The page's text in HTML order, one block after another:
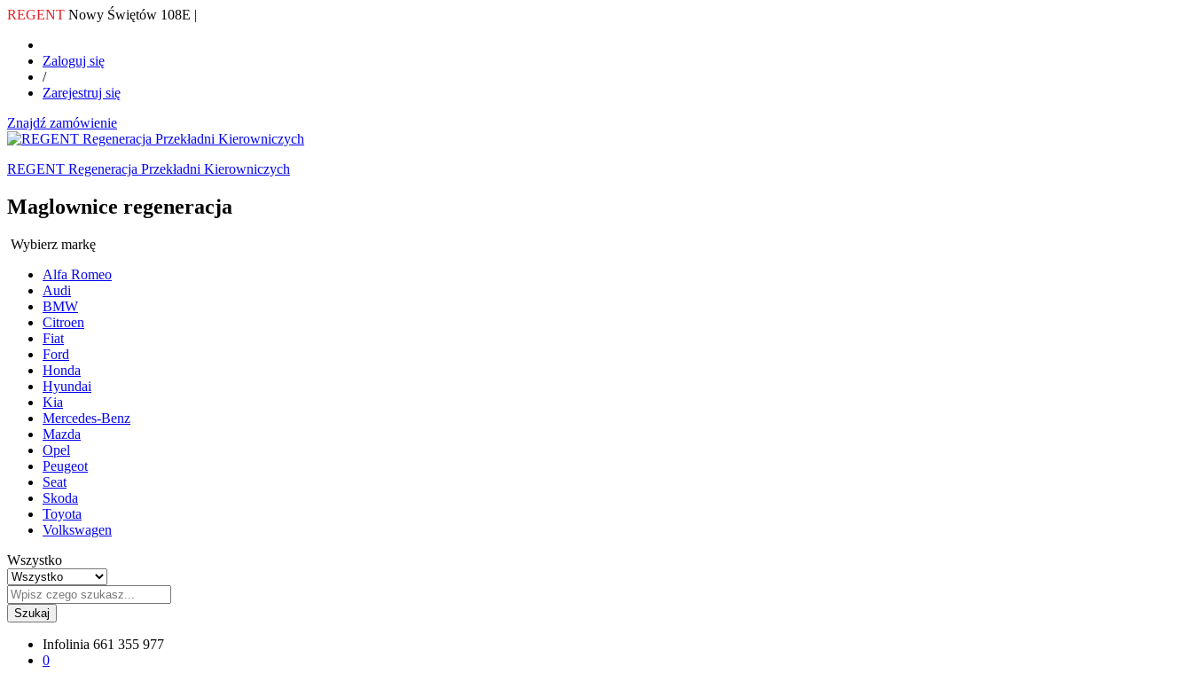
REGENT Nowy Świętów 108E |
Zaloguj się
/
Zarejestruj się
Znajdź zamówienie
REGENT Regeneracja Przekładni Kierowniczych
Maglownice regeneracja
Wybierz markę
Alfa Romeo
Audi
BMW
Citroen
Fiat
Ford
Honda
Hyundai
Kia
Mercedes-Benz
Mazda
Opel
Peugeot
Seat
Skoda
Toyota
Volkswagen
Wszystko
Szukaj
Infolinia 661 355 977
0